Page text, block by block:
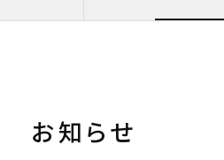
お知らせ